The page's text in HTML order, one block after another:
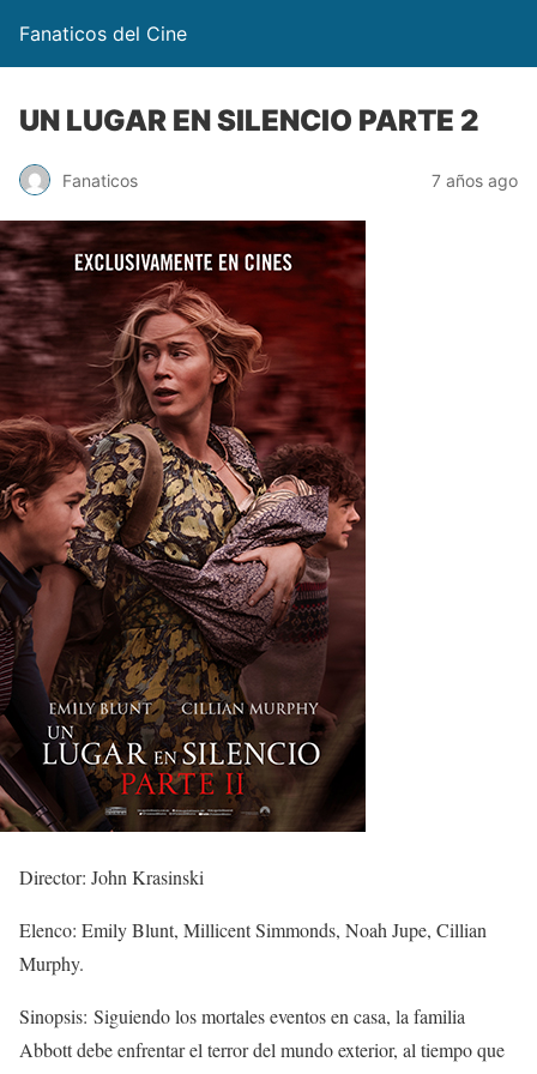
Fanaticos del Cine
UN LUGAR EN SILENCIO PARTE 2
Fanaticos 7 años ago
Director: John Krasinski
Elenco: Emily Blunt, Millicent Simmonds, Noah Jupe, Cillian
Murphy.
Sinopsis: Siguiendo los mortales eventos en casa, la familia
Abbott debe enfrentar el terror del mundo exterior, al tiempo que